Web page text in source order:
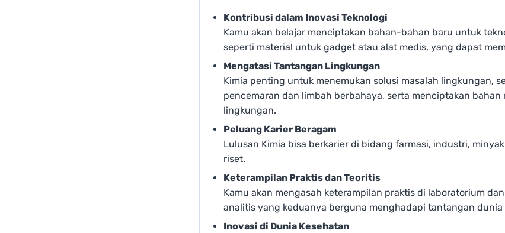
Kontribusi dalam Inovasi Teknologi
Kamu akan belajar menciptakan bahan-bahan baru untuk
seperti material untuk gadget atau alat medis, yang dapat
Mengatasi Tantangan Lingkungan
Kimia penting untuk menemukan solusi masalah lingkungan,
pencemaran dan limbah berbahaya, serta menciptakan bahan
lingkungan.
Peluang Karier Beragam
Lulusan Kimia bisa berkarier di bidang farmasi, industri,
riset.
Keterampilan Praktis dan Teoritis
Kamu akan mengasah keterampilan praktis di laboratorium
analitis yang keduanya berguna menghadapi tantangan dunia
Inovasi di Dunia Kesehatan